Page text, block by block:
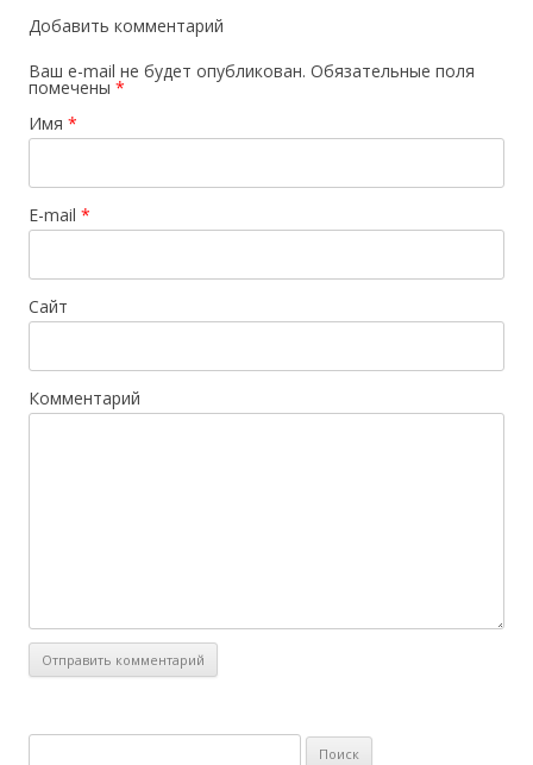
Добавить комментарий
Ваш e-mail не будет опубликован. Обязательные поля
помечены *
Имя *
E-mail *
Сайт
Комментарий